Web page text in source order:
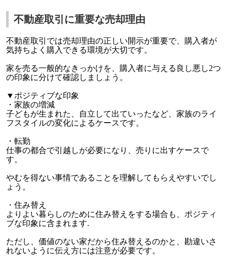
不動産取引に重要な売却理由
不動産取引では売却理由の正しい開示が重要で、購入者が
気持ちよく購入できる環境が大切です。
家を売る一般的なきっかけを、購入者に与える良し悪し2つ
の印象に分けて確認しましょう。
▼ポジティブな印象
・家族の増減
子どもが生まれた、自立して出ていったなど、家族のライ
フスタイルの変化によるケースです。
・転勤
仕事の都合で引越しが必要になり、売りに出すケースで
す。
やむを得ない事情であることを理解してもらえやすいでし
ょう。
・住み替え
よりよい暮らしのために住み替えをする場合も、ポジティ
ブな印象に含まれます.
ただし、価値のない家だから住み替えるのかと、勘違いさ
れないように伝え方には注意が必要です。